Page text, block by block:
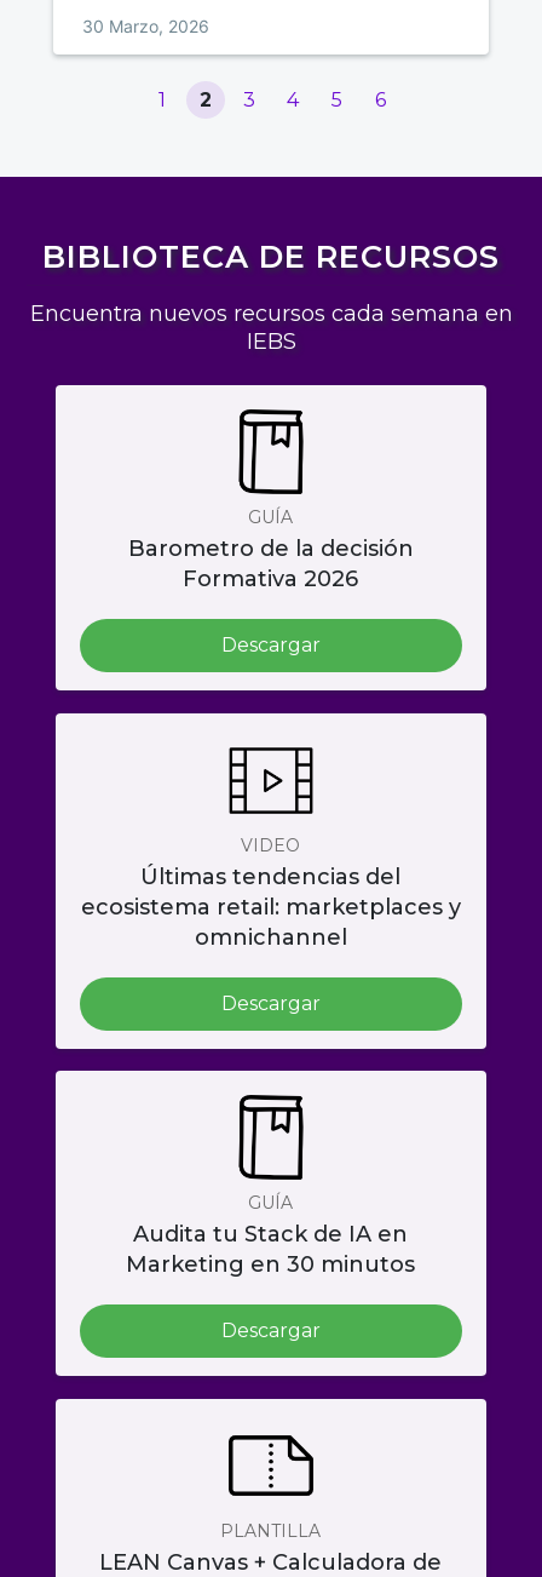
30 Marzo, 2026
1 2 3 4 5 6
BIBLIOTECA DE RECURSOS
Encuentra nuevos recursos cada semana en
IEBS
GUÍA
Barometro de la decisión
Formativa 2026
Descargar
VIDEO
Últimas tendencias del
ecosistema retail: marketplaces y
omnichannel
Descargar
GUÍA
Audita tu Stack de IA en
Marketing en 30 minutos
Descargar
PLANTILLA
LEAN Canvas + Calculadora de